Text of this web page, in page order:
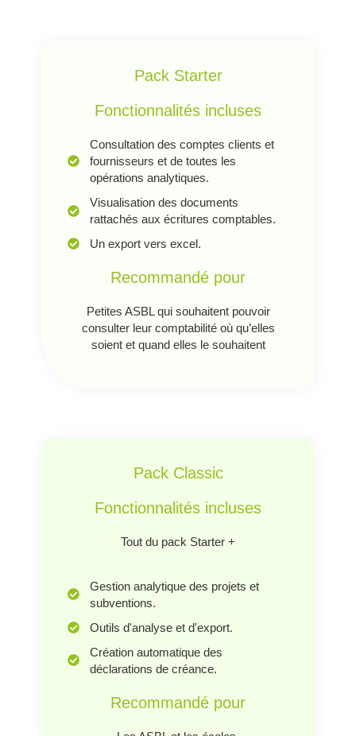
Pack Starter
Fonctionnalités incluses
Consultation des comptes clients et
fournisseurs et de toutes les
opérations analytiques.
Visualisation des documents
rattachés aux écritures comptables.
Un export vers excel.
Recommandé pour
Petites ASBL qui souhaitent pouvoir
consulter leur comptabilité où qu’elles
soient et quand elles le souhaitent
Pack Classic
Fonctionnalités incluses
Tout du pack Starter +
Gestion analytique des projets et
subventions.
Outils d'analyse et d'export.
Création automatique des
déclarations de créance.
Recommandé pour